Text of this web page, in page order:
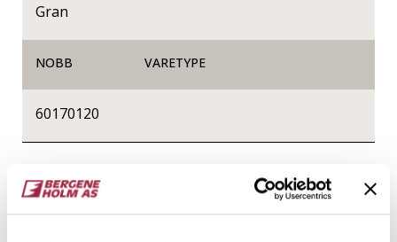
Gran
NOBB VARETYPE
60170120
Produktinformasjon
Konstruksjonsvirke, ofte kalt K-virke, er sortert med